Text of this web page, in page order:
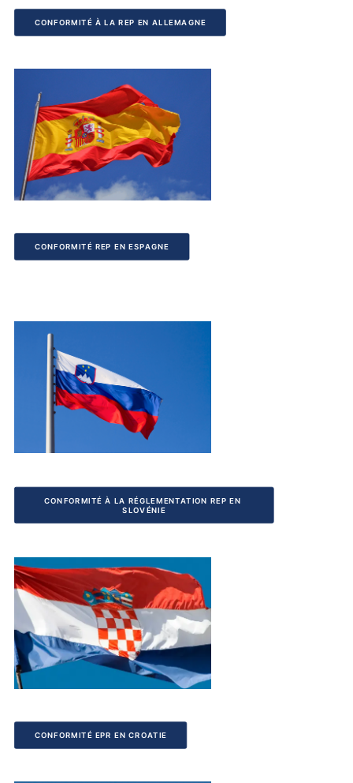
CONFORMITÉ À LA REP EN ALLEMAGNE
CONFORMITÉ REP EN ESPAGNE
CONFORMITÉ À LA RÉGLEMENTATION REP EN
SLOVÉNIE
CONFORMITÉ EPR EN CROATIE